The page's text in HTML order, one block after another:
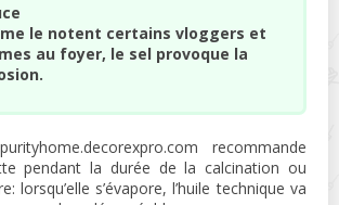
le notent certains vloggers et
au foyer, le sel provoque la
recommande
pendant la durée de la calcination ou
lorsqu’elle s’évapore, l’huile technique va